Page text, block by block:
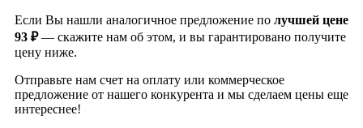
Если Вы нашли аналогичное предложение по лучшей цене
93 ₽— скажите нам об этом, и вы гарантировано получите
цену ниже.
Отправьте нам счет на оплату или коммерческое
предложение от нашего конкурента и мы сделаем цены еще
интереснее!